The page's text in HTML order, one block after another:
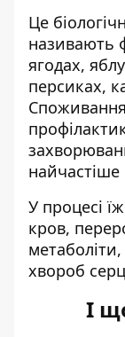
Це
називають
ягодах,
персиках,
найчастіше
У процесі
кров,
хвороб
І